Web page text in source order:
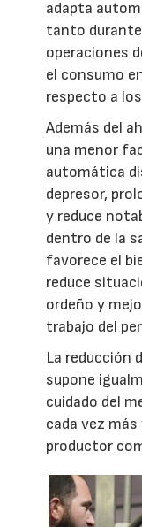
adapta
tanto
operaciones
el consumo
respecto a
Además del
una menor
automática
depresor,
y reduce
dentro de la
favorece el
reduce
ordeño y
trabajo del
La reducción
supone
cuidado del
cada vez
productor